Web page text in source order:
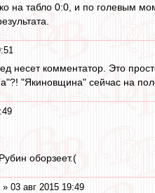
на табло 0:0, и по голевым
несет комментатор. Это
"Якиновщина" сейчас на
оборзеет.(
» 03 авг 2015 19:49